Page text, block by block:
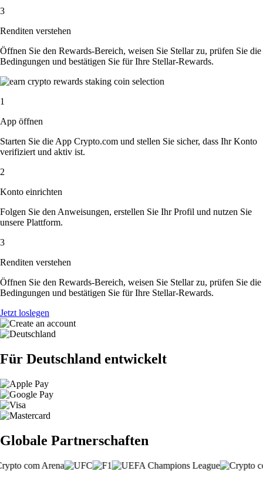
3
Renditen verstehen
Öffnen Sie den Rewards-Bereich, weisen Sie Stellar zu, prüfen Sie die
Bedingungen und bestätigen Sie für Ihre Stellar-Rewards.
1
App öffnen
Starten Sie die App Crypto.com und stellen Sie sicher, dass Ihr Konto
verifiziert und aktiv ist.
2
Konto einrichten
Folgen Sie den Anweisungen, erstellen Sie Ihr Profil und nutzen Sie
unsere Plattform.
3
Renditen verstehen
Öffnen Sie den Rewards-Bereich, weisen Sie Stellar zu, prüfen Sie die
Bedingungen und bestätigen Sie für Ihre Stellar-Rewards.
Jetzt loslegen
Für Deutschland entwickelt
Globale Partnerschaften